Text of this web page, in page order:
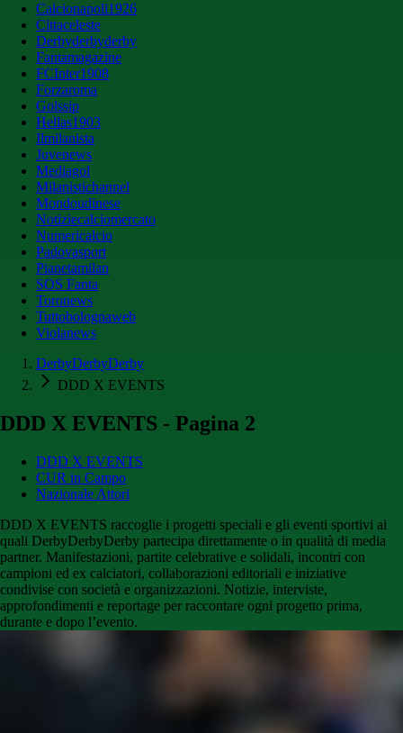
Calcionapoli1926
Cittaceleste
Derbyderbyderby
Fantamagazine
FCInter1908
Forzaroma
Golssip
Hellas1903
Ilmilanista
Juvenews
Mediagol
Milanistichannel
Mondoudinese
Notiziecalciomercato
Numericalcio
Padovasport
Pianetamilan
SOS Fanta
Toronews
Tuttobolognaweb
Violanews
DerbyDerbyDerby
DDD X EVENTS
DDD X EVENTS - Pagina 2
DDD X EVENTS
CUR in Campo
Nazionale Attori
DDD X EVENTS raccoglie i progetti speciali e gli eventi sportivi ai
quali DerbyDerbyDerby partecipa direttamente o in qualità di media
partner. Manifestazioni, partite celebrative e solidali, incontri con
campioni ed ex calciatori, collaborazioni editoriali e iniziative
condivise con società e organizzazioni. Notizie, interviste,
approfondimenti e reportage per raccontare ogni progetto prima,
durante e dopo l’evento.